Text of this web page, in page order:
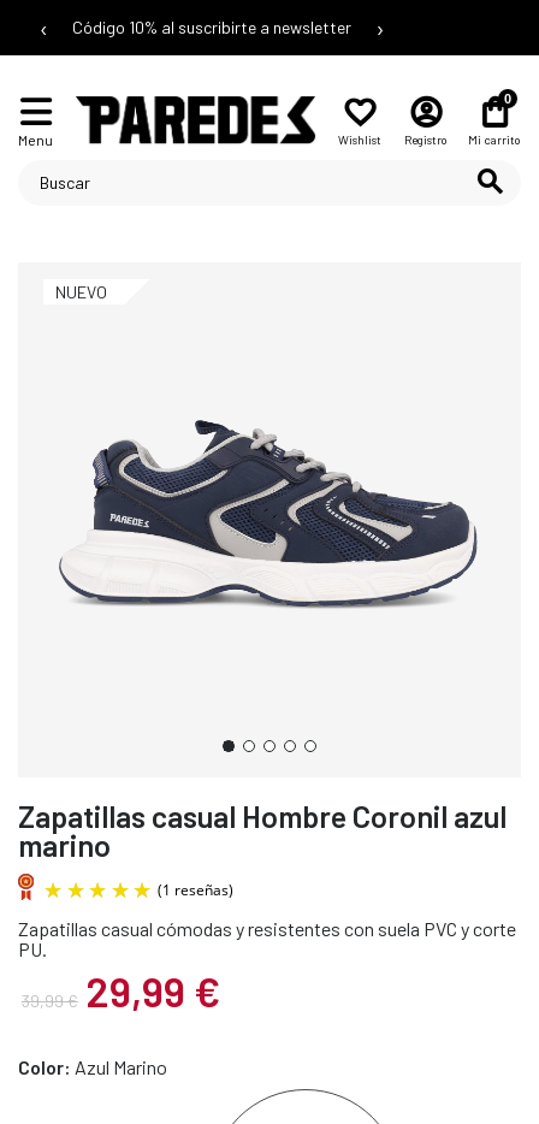
‹ Código 10% al suscribirte a newsletter ›
Menu Wishlist Registro
0
Mi carrito
NUEVO
Zapatillas casual Hombre Coronil azul
marino
Zapatillas casual cómodas y resistentes con suela PVC y corte
PU.
39,99 € 29,99 €
Color: Azul Marino